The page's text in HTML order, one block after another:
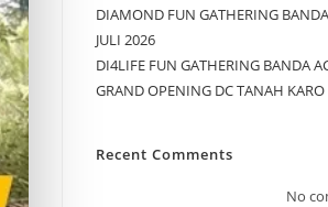
DIAMOND FUN GATHERING
JULI 2026
DI4LIFE FUN GATHERING BANDA
GRAND OPENING DC TANAH KARO
Recent Comments
No